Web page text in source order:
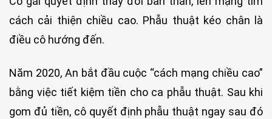
cách cải thiện chiều cao. Phẫu thuật kéo chân là
điều cô hướng đến.
Năm 2020, An bắt đầu cuộc “cách mạng chiều cao”
bằng việc tiết kiệm tiền cho ca phẫu thuật. Sau khi
gom đủ tiền, cô quyết định phẫu thuật ngay sau đó